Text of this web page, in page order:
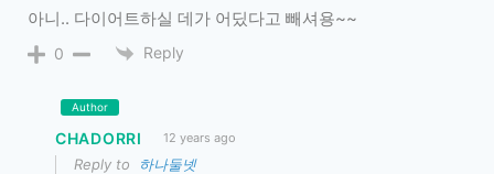
아니.. 다이어트하실 데가 어딨다고 빼셔용~~
0 Reply
Author
CHADORRI 12 years ago
Reply to 하나둘넷